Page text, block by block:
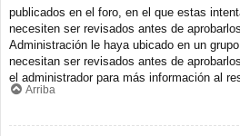
publicados en el foro, en el que estas
necesiten ser revisados antes de
Administración le haya ubicado en un
necesitan ser revisados antes de
el administrador para más información al
Arriba